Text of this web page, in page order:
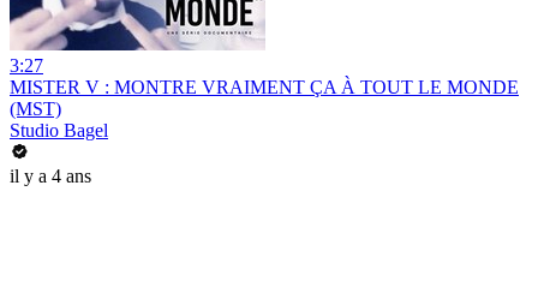
3:27
MISTER V : MONTRE VRAIMENT ÇA À TOUT LE MONDE
(MST)
Studio Bagel
il y a 4 ans